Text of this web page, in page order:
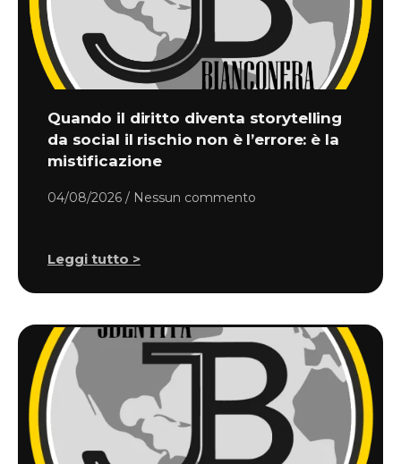
Quando il diritto diventa storytelling
da social il rischio non è l’errore: è la
mistificazione
04/08/2026 Nessun commento
Leggi tutto >